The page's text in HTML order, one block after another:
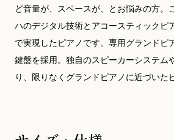
ど音量が、スペースが、とお悩みの方。
ハのデジタル技術とアコースティックピ
で実現したピアノです。専用グランドピ
鍵盤を採用。独自のスピーカーシステム
り、限りなくグランドピアノに近づいた